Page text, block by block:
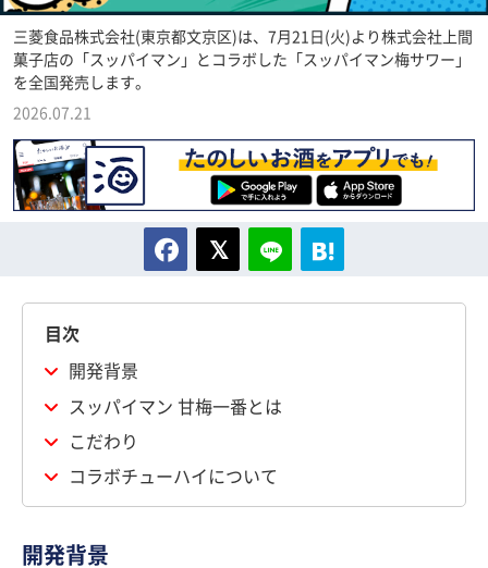
三菱食品株式会社(東京都文京区)は、7月21日(火)より株式会社上間
菓子店の「スッパイマン」とコラボした「スッパイマン梅サワー」
を全国発売します。
2026.07.21
目次
開発背景
スッパイマン 甘梅一番とは
こだわり
コラボチューハイについて
開発背景